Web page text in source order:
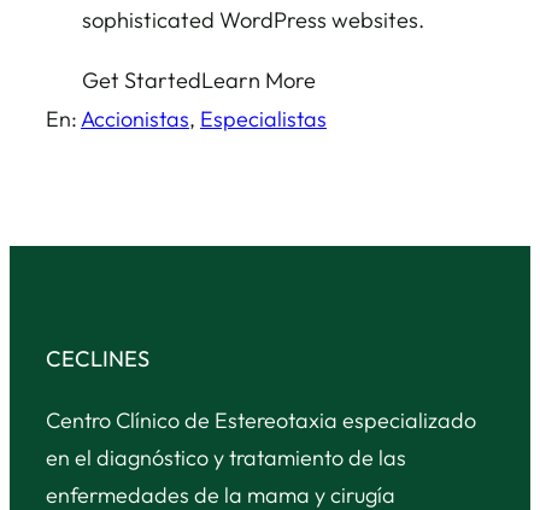
sophisticated WordPress websites.
Get StartedLearn More
En:Accionistas, Especialistas
CECLINES
Centro Clínico de Estereotaxia especializado
en el diagnóstico y tratamiento de las
enfermedades de la mama y cirugía